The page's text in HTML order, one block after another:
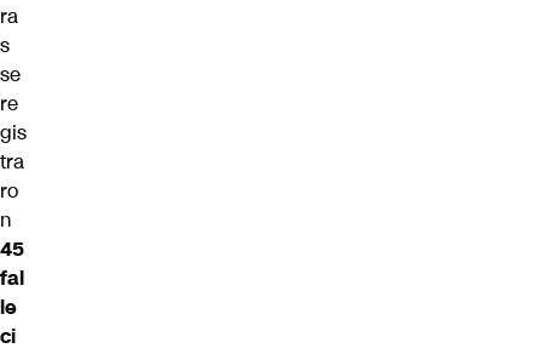
ra
s
se
re
gis
tra
ro
n
45
fal
le
ci